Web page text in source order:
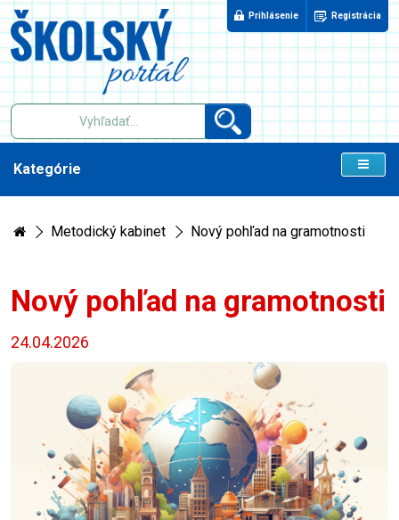
Prihlásenie Registrácia
Kategórie
Metodický kabinet Nový pohľad na gramotnosti
Nový pohľad na gramotnosti
24.04.2026